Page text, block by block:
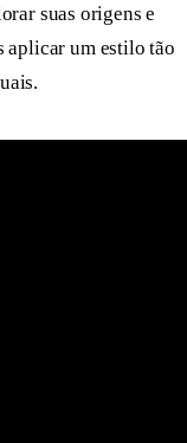
suas origens e
aplicar um estilo tão